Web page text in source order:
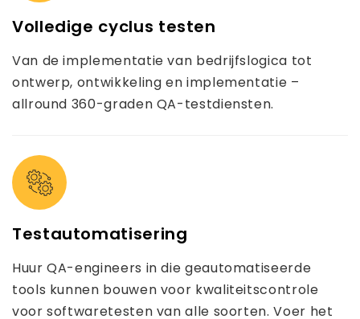
Volledige cyclus testen
Van de implementatie van bedrijfslogica tot
ontwerp, ontwikkeling en implementatie –
allround 360-graden QA-testdiensten.
Testautomatisering
Huur QA-engineers in die geautomatiseerde
tools kunnen bouwen voor kwaliteitscontrole
voor softwaretesten van alle soorten. Voer het